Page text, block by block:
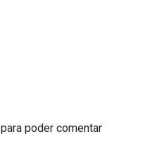
para poder comentar